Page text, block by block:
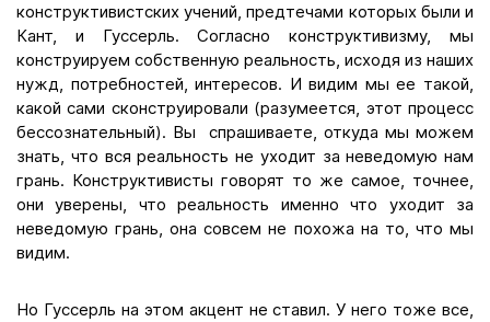
конструктивистских учений, предтечами которых были и
Кант, и Гуссерль. Согласно конструктивизму, мы
конструируем собственную реальность, исходя из наших
нужд, потребностей, интересов. И видим мы ее такой,
какой сами сконструировали (разумеется, этот процесс
бессознательный). Вы спрашиваете, откуда мы можем
знать, что вся реальность не уходит за неведомую нам
грань. Конструктивисты говорят то же самое, точнее,
они уверены, что реальность именно что уходит за
неведомую грань, она совсем не похожа на то, что мы
видим.
Но Гуссерль на этом акцент не ставил. У него тоже все,